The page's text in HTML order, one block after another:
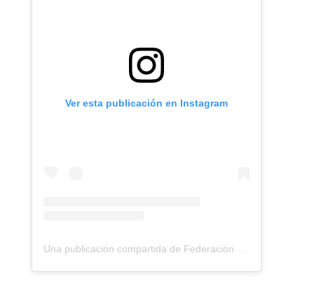
Ver esta publicación en Instagram
Una publicación compartida de Federación Montañismo Tenerife (@federacion_montanismo_tenerife)